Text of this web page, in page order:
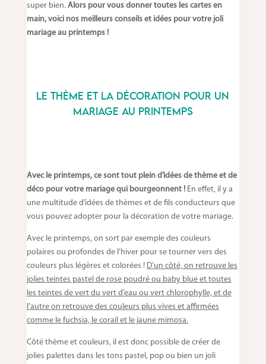
super bien. Alors pour vous donner toutes les cartes en
main, voici nos meilleurs conseils et idées pour votre joli
mariage au printemps !
Le thème et la décoration pour un
mariage au printemps
Avec le printemps, ce sont tout plein d’idées de thème et de
déco pour votre mariage qui bourgeonnent !En effet, il y a
une multitude d’idées de thèmes et de fils conducteurs que
vous pouvez adopter pour la décoration de votre mariage.
Avec le printemps, on sort par exemple des couleurs
polaires ou profondes de l’hiver pour se tourner vers des
couleurs plus légères et colorées ! D’un côté, on retrouve les
jolies teintes pastel de rose poudré ou baby blue et toutes
les teintes de vert du vert d’eau ou vert chlorophylle, et de
l’autre on retrouve des couleurs plus vives et affirmées
comme le fuchsia, le corail et le jaune mimosa.
Côté thème et couleurs, il est donc possible de créer de
jolies palettes dans les tons pastel, pop ou bien un joli